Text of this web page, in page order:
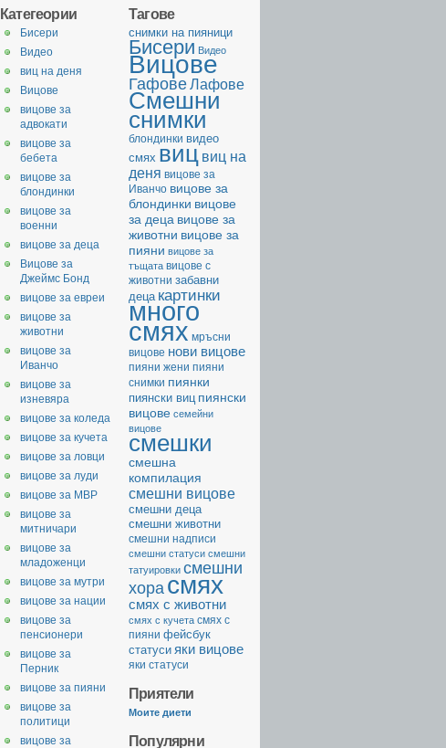
Тагове
cнимки на пияници
Бисери Видео
Вицове
ГафовеЛафове
Смешни
снимки
блондинки видео
смях виц виц на
деня вицове за
Иванчо вицове за
блондинки вицове
за деца вицове за
животни вицове за
пияни вицове за
тъщата вицове с
животни забавни
деца картинки
много
смях мръсни
вицове нови вицове
пияни жени пияни
снимки пиянки
пиянски виц пиянски
вицове семейни
вицове
смешки
смешна
компилация
смешни вицове
смешни деца
смешни животни
смешни надписи
смешни статуси смешни
татуировки смешни
хора смях
смях с животни
смях с кучета смях с
пияни фейсбук
статуси яки вицове
яки статуси
Приятели
Моите диети
Популярни
Категеории
Бисери
Видео
виц на деня
Вицове
вицове за
адвокати
вицове за
бебета
вицове за
блондинки
вицове за
военни
вицове за деца
Вицове за
Джеймс Бонд
вицове за евреи
вицове за
животни
вицове за
Иванчо
вицове за
изневяра
вицове за коледа
вицове за кучета
вицове за ловци
вицове за луди
вицове за МВР
вицове за
митничари
вицове за
младоженци
вицове за мутри
вицове за нации
вицове за
пенсионери
вицове за
Перник
вицове за пияни
вицове за
политици
вицове за